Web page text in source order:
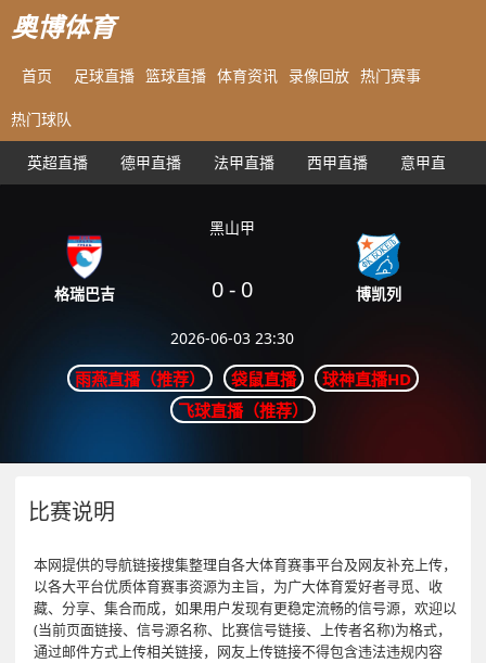
奥博体育
首页 足球直播 篮球直播 体育资讯 录像回放 热门赛事
热门球队
英超直播 德甲直播 法甲直播 西甲直播 意甲直播
格瑞巴吉
黑山甲
0- 0
2026-06-03 23:30
博凯列
雨燕直播（推荐） 袋鼠直播
球神直播HD
飞球直播（推荐）
比赛说明
本网提供的导航链接搜集整理自各大体育赛事平台及网友补充上传，
以各大平台优质体育赛事资源为主旨，为广大体育爱好者寻觅、收
藏、分享、集合而成，如果用户发现有更稳定流畅的信号源，欢迎以
(当前页面链接、信号源名称、比赛信号链接、上传者名称)为格式，
通过邮件方式上传相关链接，网友上传链接不得包含违法违规内容